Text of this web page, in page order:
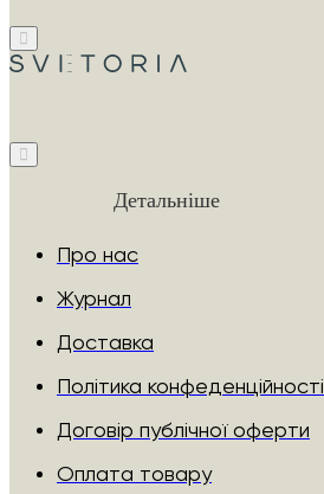
Детальніше
Про нас
Журнал
Доставка
Політика конфеденційності
Договір публічної оферти
Оплата товару